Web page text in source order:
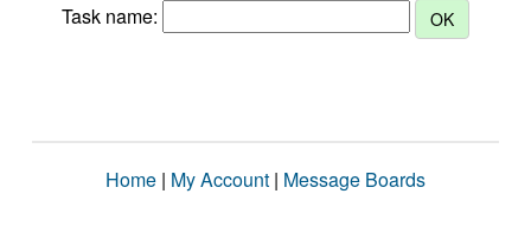
Task name:
Home | My Account | Message Boards